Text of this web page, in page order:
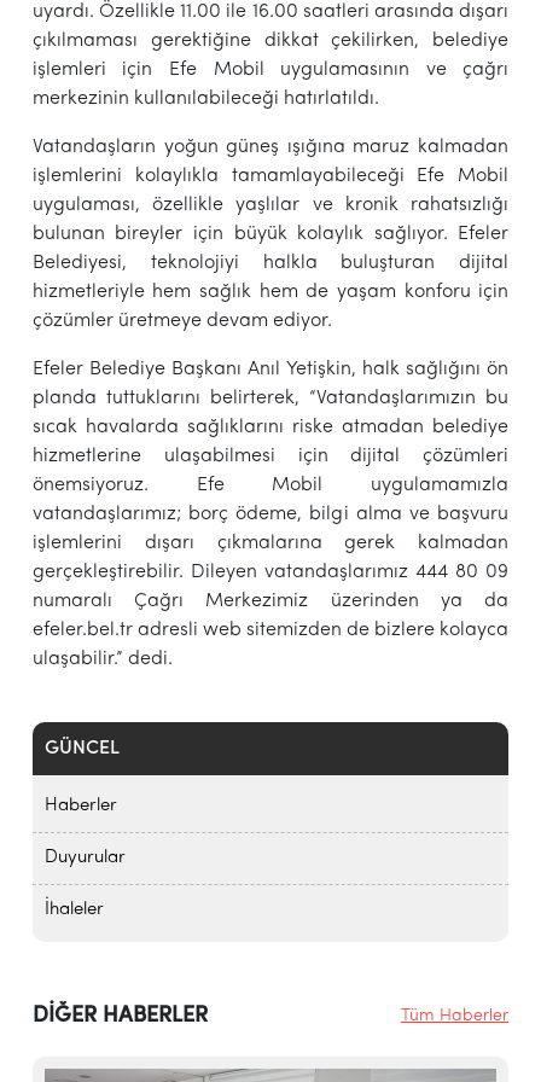
GÜNCEL
Haberler
Duyurular
İhaleler
uyardı. Özellikle 11.00 ile 16.00 saatleri arasında dışarı
çıkılmaması gerektiğine dikkat çekilirken, belediye
işlemleri için Efe Mobil uygulamasının ve çağrı
merkezinin kullanılabileceği hatırlatıldı.
Vatandaşların yoğun güneş ışığına maruz kalmadan
işlemlerini kolaylıkla tamamlayabileceği Efe Mobil
uygulaması, özellikle yaşlılar ve kronik rahatsızlığı
bulunan bireyler için büyük kolaylık sağlıyor. Efeler
Belediyesi, teknolojiyi halkla buluşturan dijital
hizmetleriyle hem sağlık hem de yaşam konforu için
çözümler üretmeye devam ediyor.
Efeler Belediye Başkanı Anıl Yetişkin, halk sağlığını ön
planda tuttuklarını belirterek, “Vatandaşlarımızın bu
sıcak havalarda sağlıklarını riske atmadan belediye
hizmetlerine ulaşabilmesi için dijital çözümleri
önemsiyoruz. Efe Mobil uygulamamızla
vatandaşlarımız; borç ödeme, bilgi alma ve başvuru
işlemlerini dışarı çıkmalarına gerek kalmadan
gerçekleştirebilir. Dileyen vatandaşlarımız 444 80 09
numaralı Çağrı Merkezimiz üzerinden ya da
efeler.bel.tr adresli web sitemizden de bizlere kolayca
ulaşabilir.” dedi.
DİĞER HABERLER Tüm Haberler